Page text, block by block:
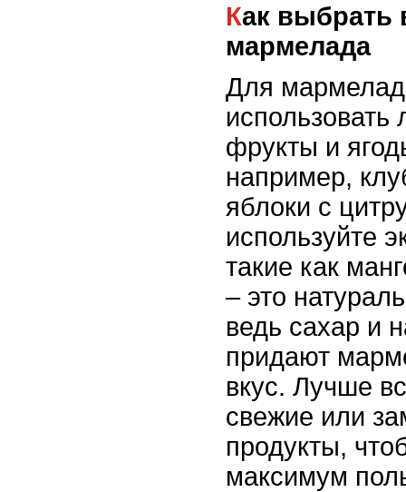
Как выбрать вкус для
мармелада
Для
фрукты и
например,
яблоки с
используйте
такие как
– это
ведь сахар и
придают
вкус. Лучше
свежие или
продукты,
максимум